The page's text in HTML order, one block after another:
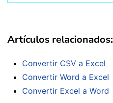
Artículos relacionados:
Convertir CSV a Excel
Convertir Word a Excel
Convertir Excel a Word